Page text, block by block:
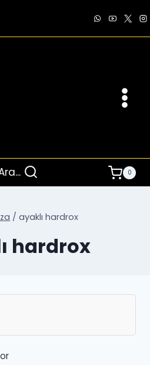
0
/ ayaklı hardrox
hardrox